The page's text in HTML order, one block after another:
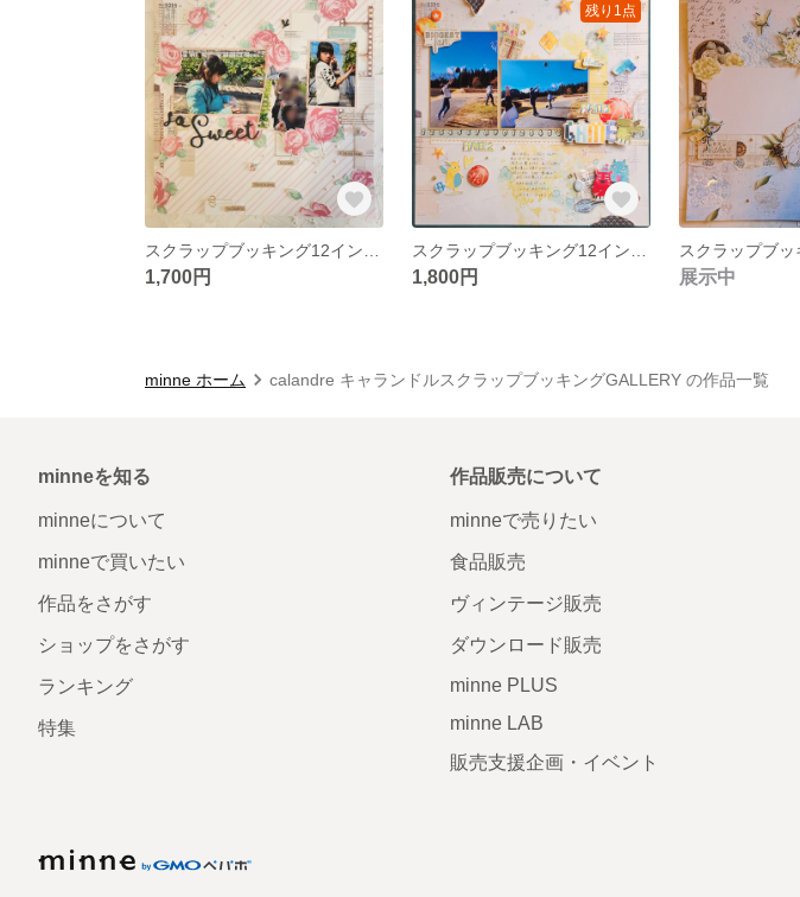
1,700円
残り1点
1,800円 展示中
minne ホーム calandre キャランドルスクラップブッキングGALLERY の作品一覧
minneを知る
minneについて
minneで買いたい
作品をさがす
ショップをさがす
ランキング
特集
作品販売について
minneで売りたい
食品販売
ヴィンテージ販売
ダウンロード販売
minne PLUS
minne LAB
販売支援企画・イベント